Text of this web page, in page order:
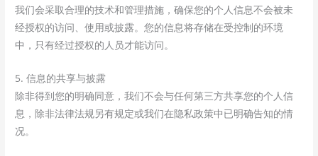
我们会采取合理的技术和管理措施，确保您的个人信息不会被未
经授权的访问、使用或披露。您的信息将存储在受控制的环境
中，只有经过授权的人员才能访问。
5. 信息的共享与披露
除非得到您的明确同意，我们不会与任何第三方共享您的个人信
息，除非法律法规另有规定或我们在隐私政策中已明确告知的情
况。